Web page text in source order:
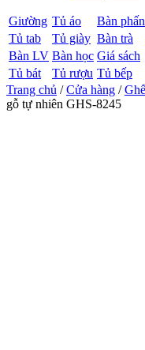
Giường Tủ áo Bàn phấn
Tủ tab Tủ giày Bàn trà
Bàn LV Bàn học Giá sách
Tủ bát Tủ rượu Tủ bếp
Trang chủ /Cửa hàng /
gỗ tự nhiên GHS-8245